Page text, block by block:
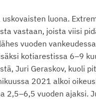
luona.
vastaan, joista viisi
vuoden
kotiarestissa 6–9
Juri Geraskov, kuoli
2021 alkoi
vuoden ajaksi.